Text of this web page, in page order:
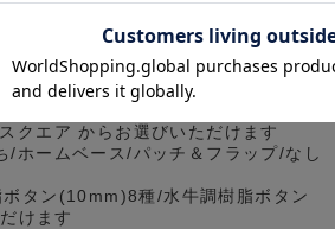
いるセミワイドとは異なる、カジュ
クエア からお選びいただけます
ホームベース/パッチ＆フラップ/なし
タン(10mm)8種/水牛調樹脂ボタン
けます